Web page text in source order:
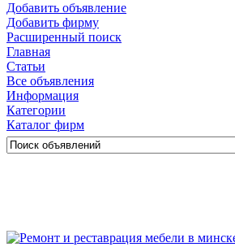
Добавить объявление
Добавить фирму
Расширенный поиск
Главная
Статьи
Все объявления
Информация
Категории
Каталог фирм